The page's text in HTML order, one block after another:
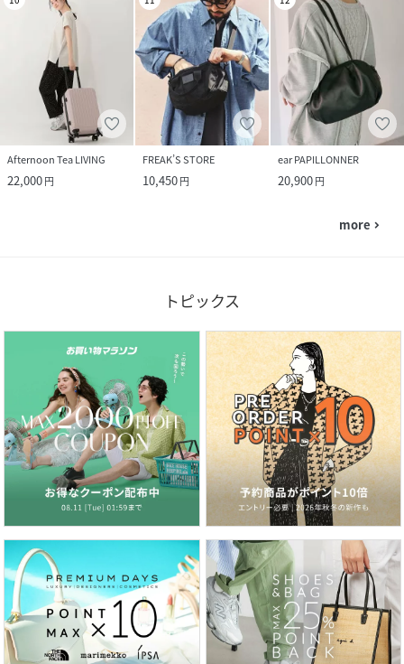
Afternoon Tea LIVING
22,000円
FREAK’S STORE
10,450円
ear PAPILLONNER
20,900円
more navigate_next
トピックス